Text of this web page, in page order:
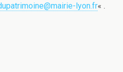
lyon.fr« .